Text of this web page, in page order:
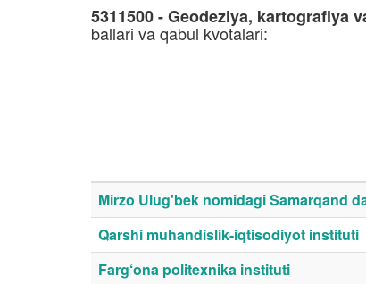
5311500 - Geodeziya, kartografiya
ballari va qabul kvotalari:
Mirzo Ulug'bek nomidagi Samarqand
Qarshi muhandislik-iqtisodiyot instituti
Farg‘ona politexnika instituti